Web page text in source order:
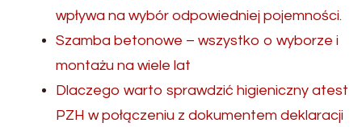
wpływa na wybór odpowiedniej pojemności.
Szamba betonowe – wszystko o wyborze i
montażu na wiele lat
Dlaczego warto sprawdzić higieniczny atest
PZH w połączeniu z dokumentem deklaracji